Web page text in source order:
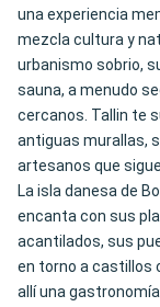
una experiencia
mezcla cultura y
urbanismo sobrio,
sauna, a menudo
cercanos. Tallin te
antiguas murallas,
artesanos que
La isla danesa de
encanta con sus
acantilados, sus
en torno a castillos
allí una